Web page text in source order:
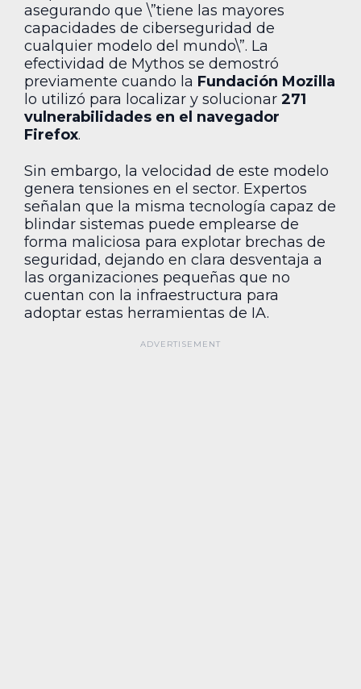
asegurando que \”tiene las mayores
capacidades de ciberseguridad de
cualquier modelo del mundo\”. La
efectividad de Mythos se demostró
previamente cuando la Fundación Mozilla
lo utilizó para localizar y solucionar 271
vulnerabilidades en el navegador
Firefox.
Sin embargo, la velocidad de este modelo
genera tensiones en el sector. Expertos
señalan que la misma tecnología capaz de
blindar sistemas puede emplearse de
forma maliciosa para explotar brechas de
seguridad, dejando en clara desventaja a
las organizaciones pequeñas que no
cuentan con la infraestructura para
adoptar estas herramientas de IA.